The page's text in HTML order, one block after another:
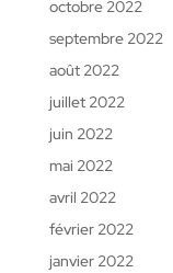
octobre 2022
septembre 2022
août 2022
juillet 2022
juin 2022
mai 2022
avril 2022
février 2022
janvier 2022